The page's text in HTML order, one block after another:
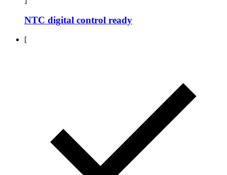
NTC digital control ready
[